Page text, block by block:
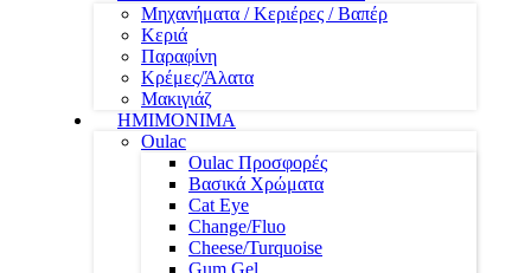
Μηχανήματα / Κεριέρες / Βαπέρ
Κεριά
Παραφίνη
Κρέμες/Άλατα
Μακιγιάζ
ΗΜΙΜΟΝΙΜΑ
Oulac
Oulac Προσφορές
Βασικά Χρώματα
Cat Eye
Change/Fluo
Cheese/Turquoise
Gum Gel